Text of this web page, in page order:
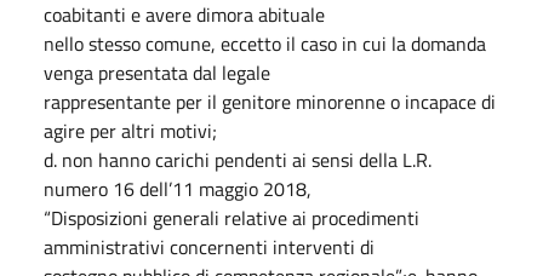
coabitanti e avere dimora abituale
nellostesso comune, eccetto il caso in cui la domanda
venga presentatadal legale
rappresentante per il genitore minorenne o incapace di
agire per altri motivi;
d. non hanno carichi pendenti ai sensi della L.R.
numero 16 dell’11 maggio 2018,
“Disposizioni generali relative ai procedimenti
amministrativi concernenti interventi di